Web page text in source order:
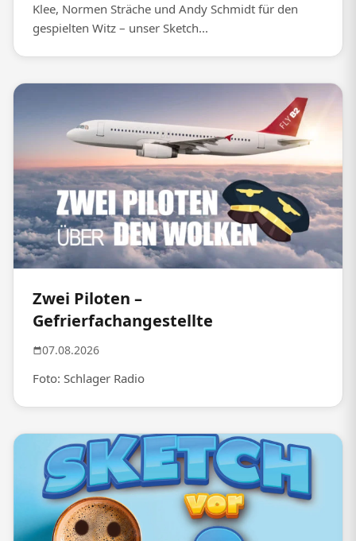
Klee, Normen Sträche und Andy Schmidt für den
gespielten Witz – unser Sketch...
Zwei Piloten –
Gefrierfachangestellte
07.08.2026
Foto: Schlager Radio